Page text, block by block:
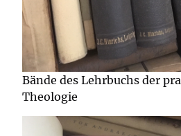
Bände des Lehrbuchs der
Theologie